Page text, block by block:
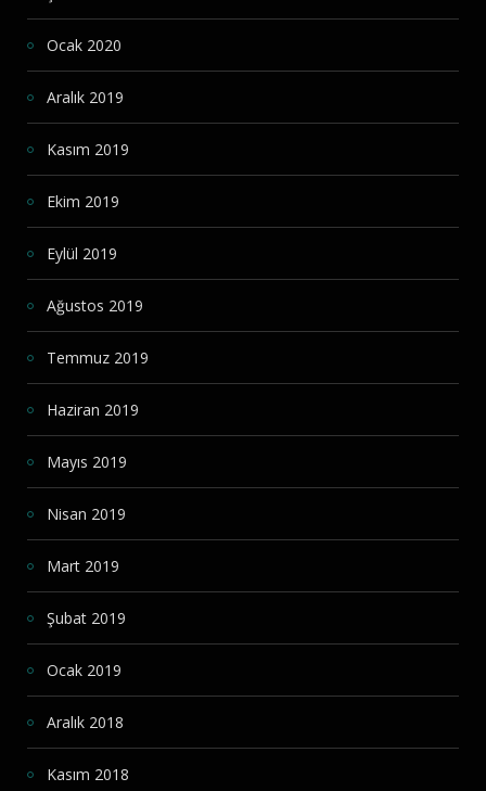
Ocak 2020
Aralık 2019
Kasım 2019
Ekim 2019
Eylül 2019
Ağustos 2019
Temmuz 2019
Haziran 2019
Mayıs 2019
Nisan 2019
Mart 2019
Şubat 2019
Ocak 2019
Aralık 2018
Kasım 2018